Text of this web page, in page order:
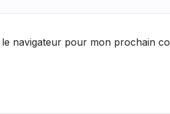
navigateur pour mon prochain